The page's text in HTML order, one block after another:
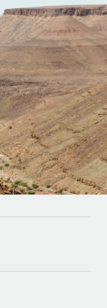
dans le monde
liées à l’emploi
toute simplicité
votre équipe
grâce à
autres
pour les RH et la
RH sur
entreprises
les vitesses de